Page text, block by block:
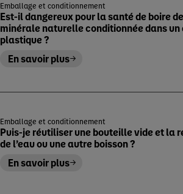
Emballage et conditionnement
Est-il dangereux pour la santé de boire
minérale naturelle conditionnée dans
plastique ?
En savoir plus
Emballage et conditionnement
Puis-je réutiliser une bouteille vide et la
de l’eau ou une autre boisson ?
En savoir plus